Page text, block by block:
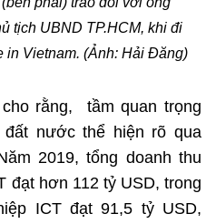
English
CÔNG NGHỆ
AND TECHNOLOGY
Góp ý
tịch UBND TP.HCM, khi đi
in Vietnam. (Ảnh: Hải Đăng)
rằng, tầm quan trọng
nước thể hiện rõ qua
2019, tổng doanh thu
đạt hơn 112 tỷ USD, trong
ICT đạt 91,5 tỷ USD,